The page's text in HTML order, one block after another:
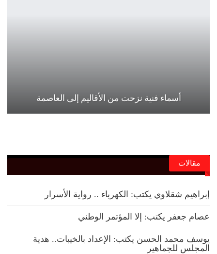
أسماء فنية نزحت من الأقاليم إلى العاصمة
مقالات
إبراهيم شقلاوي يكتب: الكهرباء .. رواية الأسرار
عصام جعفر يكتب: إلا المؤتمر الوطني
يوسف محمد الحسن يكتب: الإعداد بالخيبات.. هدية
المجلس للجماهير